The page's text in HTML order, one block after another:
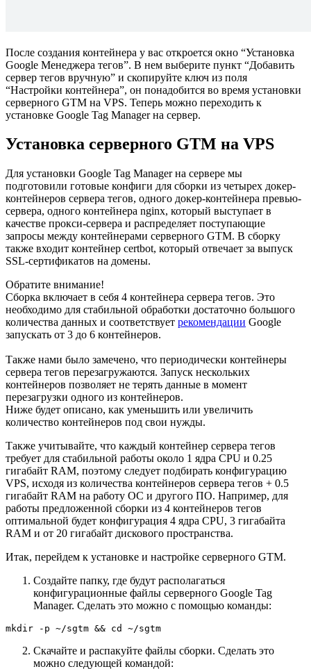
После создания контейнера у вас откроется окно “Установка
Google Менеджера тегов”. В нем выберите пункт “Добавить
сервер тегов вручную” и скопируйте ключ из поля
“Настройки контейнера”, он понадобится во время установки
серверного GTM на VPS. Теперь можно переходить к
установке Google Tag Manager на сервер.
Установка серверного GTM на VPS
Для установки Google Tag Manager на сервере мы
подготовили готовые конфиги для сборки из четырех докер-
контейнеров сервера тегов, одного докер-контейнера превью-
сервера, одного контейнера nginx, который выступает в
качестве прокси-сервера и распределяет поступающие
запросы между контейнерами серверного GTM. В сборку
также входит контейнер certbot, который отвечает за выпуск
SSL-сертификатов на домены.
Обратите внимание!
Сборка включает в себя 4 контейнера сервера тегов. Это
необходимо для стабильной обработки достаточно большого
количества данных и соответствует рекомендации Google
запускать от 3 до 6 контейнеров.
Также нами было замечено, что периодически контейнеры
сервера тегов перезагружаются. Запуск нескольких
контейнеров позволяет не терять данные в момент
перезагрузки одного из контейнеров.
Ниже будет описано, как уменьшить или увеличить
количество контейнеров под свои нужды.
Также учитывайте, что каждый контейнер сервера тегов
требует для стабильной работы около 1 ядра CPU и 0.25
гигабайт RAM, поэтому следует подбирать конфигурацию
VPS, исходя из количества контейнеров сервера тегов + 0.5
гигабайт RAM на работу ОС и другого ПО. Например, для
работы предложенной сборки из 4 контейнеров тегов
оптимальной будет конфигурация 4 ядра CPU, 3 гигабайта
RAM и от 20 гигабайт дискового пространства.
Итак, перейдем к установке и настройке серверного GTM.
Создайте папку, где будут располагаться
конфигурационные файлы серверного Google Tag
Manager. Сделать это можно с помощью команды:
mkdir -p ~/sgtm && cd ~/sgtm
Скачайте и распакуйте файлы сборки. Сделать это
можно следующей командой: